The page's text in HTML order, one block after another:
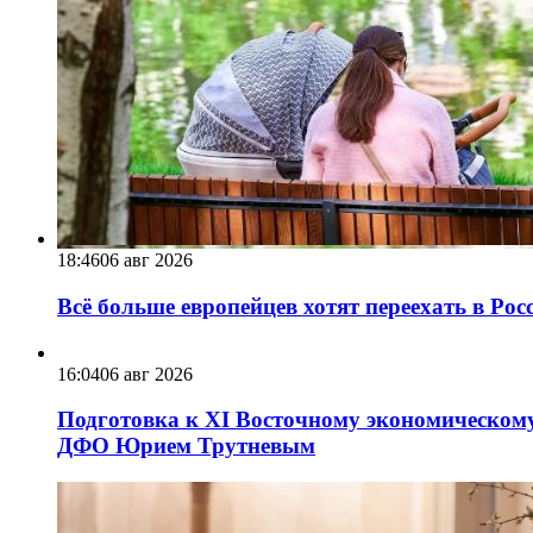
18:4606 авг 2026
Всё больше европейцев хотят переехать в
16:0406 авг 2026
Подготовка к XI Восточному
ДФО Юрием Трутневым